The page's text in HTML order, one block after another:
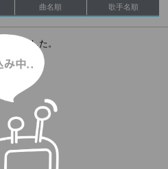
曲名順 歌手名順
んでした。